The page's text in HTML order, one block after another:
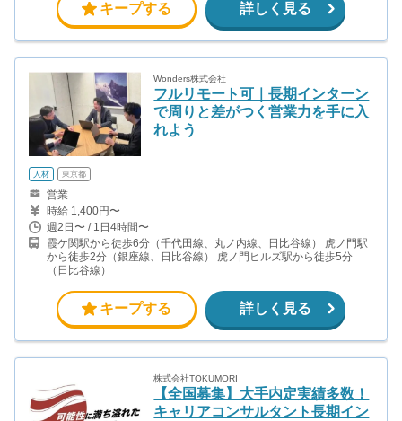
キープする 詳しく見る
Wonders株式会社
フルリモート可｜長期インターン
で周りと差がつく営業力を手に入
れよう
人材 東京都
営業
時給 1,400円〜
週2日〜 / 1日4時間〜
霞ケ関駅から徒歩6分（千代田線、丸ノ内線、日比谷線） 虎ノ門駅
から徒歩2分（銀座線、日比谷線） 虎ノ門ヒルズ駅から徒歩5分
（日比谷線）
キープする 詳しく見る
株式会社TOKUMORI
【全国募集】大手内定実績多数！
キャリアコンサルタント長期イン